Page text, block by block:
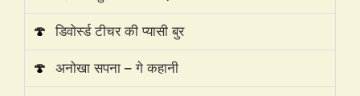
🍄 डिवोर्स्ड टीचर की प्यासी बुर
🍄 अनोखा सपना – गे कहानी